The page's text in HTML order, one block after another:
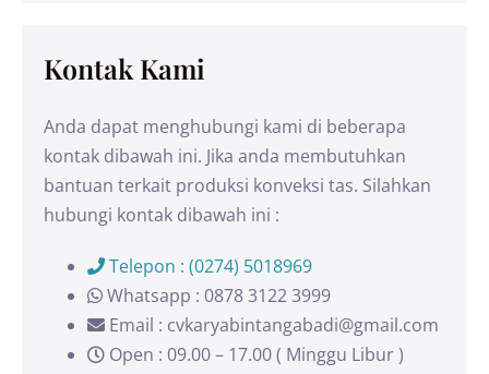
Kontak Kami
Anda dapat menghubungi kami di beberapa
kontak dibawah ini. Jika anda membutuhkan
bantuan terkait produksi konveksi tas. Silahkan
hubungi kontak dibawah ini :
Telepon : (0274) 5018969
Whatsapp : 0878 3122 3999
Email : cvkaryabintangabadi@gmail.com
Open : 09.00 – 17.00 ( Minggu Libur )